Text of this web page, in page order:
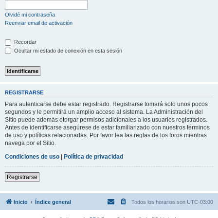
Olvidé mi contraseña
Reenviar email de activación
Recordar
Ocultar mi estado de conexión en esta sesión
REGISTRARSE
Para autenticarse debe estar registrado. Registrarse tomará solo unos pocos
segundos y le permitirá un amplio acceso al sistema. La Administración del
Sitio puede además otorgar permisos adicionales a los usuarios registrados.
Antes de identificarse asegúrese de estar familiarizado con nuestros términos
de uso y políticas relacionadas. Por favor lea las reglas de los foros mientras
navega por el Sitio.
Condiciones de uso | Política de privacidad
Registrarse
Inicio Índice general Todos los horarios son UTC-03:00